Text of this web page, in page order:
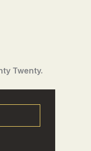
Twenty.